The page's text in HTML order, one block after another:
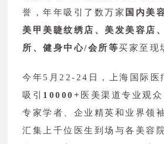
誉，年年吸引了数万家 国内美
美甲美睫纹绣店、美发美容店
所、健身中心/会所等买家至现
今年5月22-24日，上海国际医
吸引 10000+ 医美渠道专业观
专家学者、企业精英和业界领
汇集上千位医生到场与各美容